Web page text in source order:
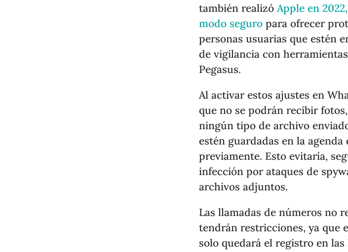
también realizóApple en
modo seguro para ofrecer
personas usuarias que estén
de vigilancia con
Pegasus.
Al activar estos ajustes en
que no se podrán recibir
ningún tipo de archivo
estén guardadas en la
previamente. Esto evitaría,
infección por ataques de
archivos adjuntos.
Las llamadas de números no
tendrán restricciones, ya que
solo quedará el registro en